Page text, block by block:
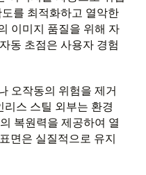
를 최적화하고 열악한
이미지 품질을 위해 자
동 초점은 사용자 경험
오작동의 위험을 제거
스 스틸 외부는 환경
복원력을 제공하여 열
면은 실질적으로 유지